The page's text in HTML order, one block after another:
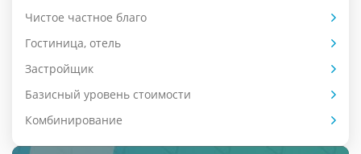
Чистое частное благо
Гостиница, отель
Застройщик
Базисный уровень стоимости
Комбинирование